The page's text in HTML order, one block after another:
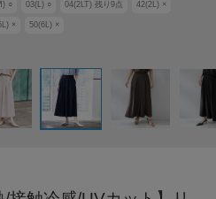
○ 03(L) ○ 04(2LT) 残り 9点 42(2L) ×
× 50(6L) ×